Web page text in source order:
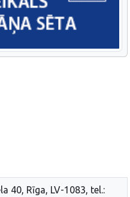
40, Rīga, LV-1083, tel.: